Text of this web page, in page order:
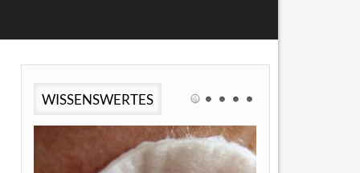
WISSENSWERTES